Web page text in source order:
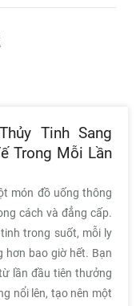
Tinh Sang
Trong Mỗi Lần
món đồ uống thông
cách và đẳng cấp.
trong suốt, mỗi ly
hơn bao giờ hết. Bạn
lần đầu tiên thưởng
nổi lên, tạo nên một